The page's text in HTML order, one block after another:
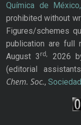
Química de
prohibited without
Figures/schemes
publication are full
August 3rd,
2026
(editorial
Chem. Soc.,